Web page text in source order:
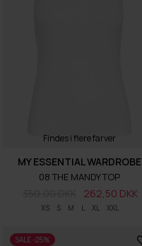
Findes i flere farver
XS S M L XL XXL
MY ESSENTIAL WARDROBE
08 THE MANDY TOP
262,50 DKK
SALE -25%